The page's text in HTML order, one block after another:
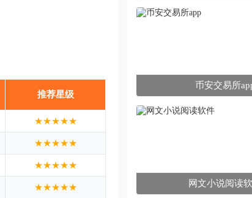
推荐星级
★★★★★
★★★★★
★★★★★
★★★★★
币安交易所
网文小说阅读